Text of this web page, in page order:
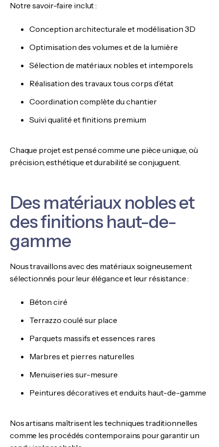
Notre savoir-faire inclut :
Conception architecturale et modélisation 3D
Optimisation des volumes et de la lumière
Sélection de matériaux nobles et intemporels
Réalisation des travaux tous corps d’état
Coordination complète du chantier
Suivi qualité et finitions premium
Chaque projet est pensé comme une pièce unique, où
précision, esthétique et durabilité se conjuguent.
Des matériaux nobles et
des finitions haut-de-
gamme
Nous travaillons avec des matériaux soigneusement
sélectionnés pour leur élégance et leur résistance :
Béton ciré
Terrazzo coulé sur place
Parquets massifs et essences rares
Marbres et pierres naturelles
Menuiseries sur-mesure
Peintures décoratives et enduits haut-de-gamme
Nos artisans maîtrisent les techniques traditionnelles
comme les procédés contemporains pour garantir un